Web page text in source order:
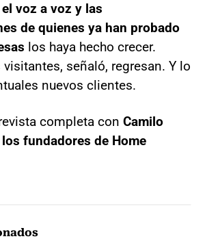
el voz a voz y las
de quienes ya han probado
los haya hecho crecer.
señaló, regresan. Y lo
nuevos clientes.
completa con Camilo
fundadores de Home